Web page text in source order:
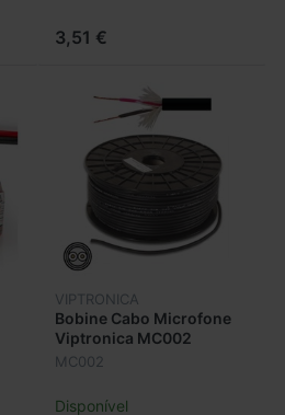
3,51 €
VIPTRONICA
Bobine Cabo Microfone
Viptronica MC002
MC002
Disponível